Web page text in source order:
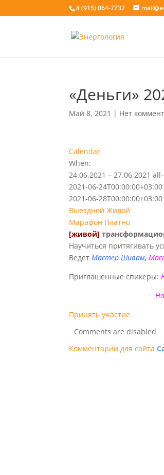
8 (915) 064-7737
«Деньги»
Май 8, 2021 | Нет
Calendar
When:
24.06.2021 – 27.06.2021
2021-06-24T00:00:00+03:00
2021-06-28T00:00:00+03:00
Выездной Живой
Марафон Платно
[живой]
Научиться притягивать
ВедетМастер Шивам,
Приглашенные спикеры:
Надежда Багайчук
Принять участие
Comments are disabled
Комментарии для сайта